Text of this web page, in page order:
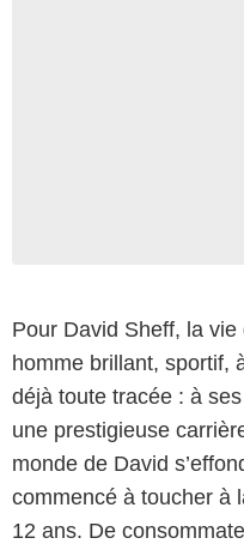
Pour David Sheff, la
homme brillant, sportif,
déjà toute tracée : à
une prestigieuse
monde de David
commencé à toucher à
12 ans. De